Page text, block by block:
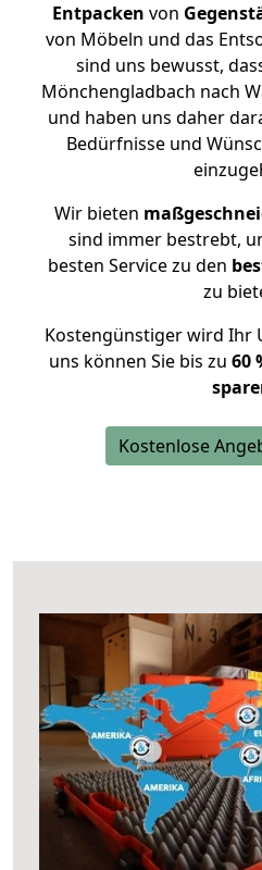
Entpacken von
von Möbeln und das
sind uns bewusst,
Mönchengladbach nach
und haben uns daher
Bedürfnisse und
Wir bieten
sind immer bestrebt,
besten Service zu den
zu
Kostengünstiger wird Ihr
uns können Sie bis zu 60
Kostenlose